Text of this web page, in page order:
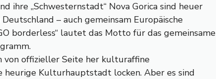
ihre „Schwesternstadt“ Nova Gorica sind heuer
– auch gemeinsam Europäische
borderless“ lautet das Motto für das gemeinsame
von offizieller Seite her kulturaffine
heurige Kulturhauptstadt locken. Aber es sind